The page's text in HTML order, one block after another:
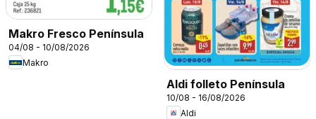
Makro Fresco Península
04/08 - 10/08/2026
Makro
Aldi folleto Península
10/08 - 16/08/2026
Aldi